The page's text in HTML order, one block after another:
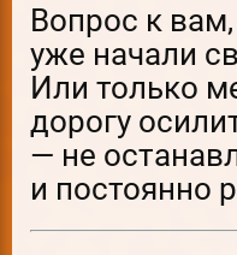
Вопрос к
уже начали
Или только
дорогу
— не
и постоянно